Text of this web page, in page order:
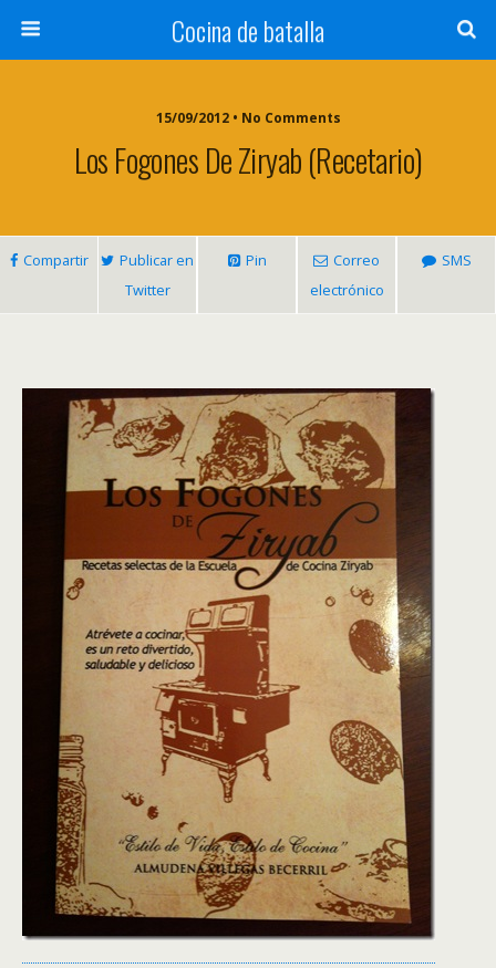
Cocina de batalla
15/09/2012 • No Comments
Los Fogones De Ziryab (recetario)
Compartir
Publicar en
Twitter
Pin
Correo
electrónico
SMS